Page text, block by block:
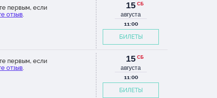
первым, если
отзыв.
15 СБ
августа
11:00
БИЛЕТЫ
первым, если
отзыв.
15 СБ
августа
11:00
БИЛЕТЫ